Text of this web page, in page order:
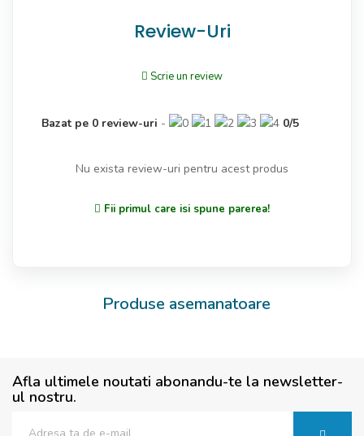
Review-Uri
Scrie un review
Bazat pe 0 review-uri - 0/5
Nu exista review-uri pentru acest produs
Fii primul care isi spune parerea!
Produse asemanatoare
Afla ultimele noutati abonandu-te la newsletter-
ul nostru.